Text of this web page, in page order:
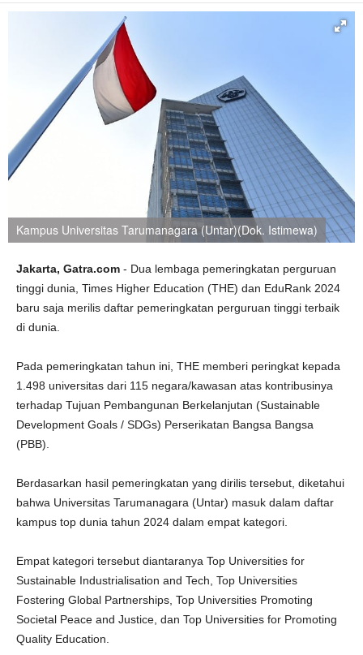
Kampus Universitas Tarumanagara (Untar)(Dok. Istimewa)
Jakarta, Gatra.com - Dua lembaga pemeringkatan perguruan
tinggi dunia, Times Higher Education (THE) dan EduRank 2024
baru saja merilis daftar pemeringkatan perguruan tinggi terbaik
di dunia.
Pada pemeringkatan tahun ini, THE memberi peringkat kepada
1.498 universitas dari 115 negara/kawasan atas kontribusinya
terhadap Tujuan Pembangunan Berkelanjutan (Sustainable
Development Goals / SDGs) Perserikatan Bangsa Bangsa
(PBB).
Berdasarkan hasil pemeringkatan yang dirilis tersebut, diketahui
bahwa Universitas Tarumanagara (Untar) masuk dalam daftar
kampus top dunia tahun 2024 dalam empat kategori.
Empat kategori tersebut diantaranya Top Universities for
Sustainable Industrialisation and Tech, Top Universities
Fostering Global Partnerships, Top Universities Promoting
Societal Peace and Justice, dan Top Universities for Promoting
Quality Education.